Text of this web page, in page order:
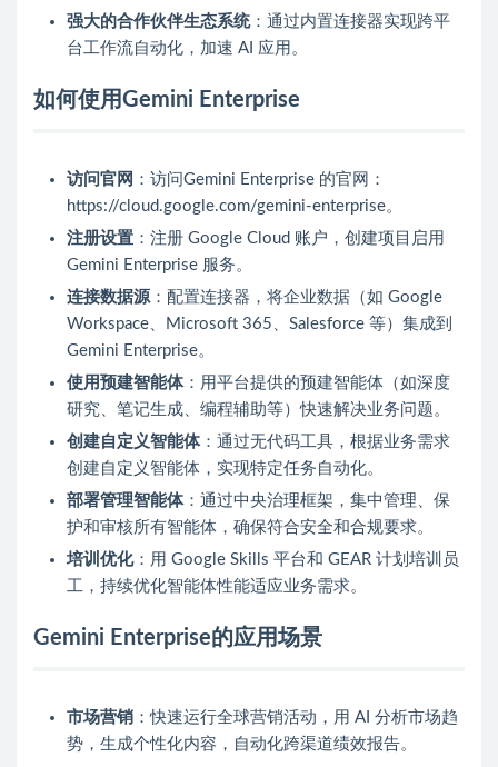
强大的合作伙伴生态系统：通过内置连接器实现跨平
台工作流自动化，加速 AI 应用。
如何使用Gemini Enterprise
访问官网 ：访问Gemini Enterprise 的官网：
https://cloud.google.com/gemini-enterprise。
注册设置 ：注册 Google Cloud 账户，创建项目启用
Gemini Enterprise 服务。
连接数据源：配置连接器，将企业数据（如 Google
Workspace、Microsoft 365、Salesforce 等）集成到
Gemini Enterprise。
使用预建智能体：用平台提供的预建智能体（如深度
研究、笔记生成、编程辅助等）快速解决业务问题。
创建自定义智能体：通过无代码工具，根据业务需求
创建自定义智能体，实现特定任务自动化。
部署管理智能体：通过中央治理框架，集中管理、保
护和审核所有智能体，确保符合安全和合规要求。
培训优化：用 Google Skills 平台和 GEAR 计划培训员
工，持续优化智能体性能适应业务需求。
Gemini Enterprise的应用场景
市场营销 ：快速运行全球营销活动，用 AI 分析市场趋
势，生成个性化内容，自动化跨渠道绩效报告。